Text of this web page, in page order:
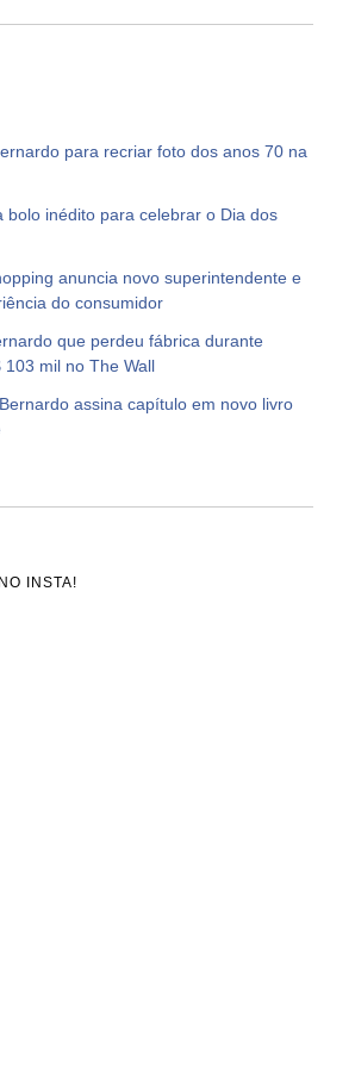
para recriar foto dos anos 70 na
bolo inédito para celebrar o Dia dos
anuncia novo superintendente e
do consumidor
que perdeu fábrica durante
mil no The Wall
assina capítulo em novo livro
INSTA!